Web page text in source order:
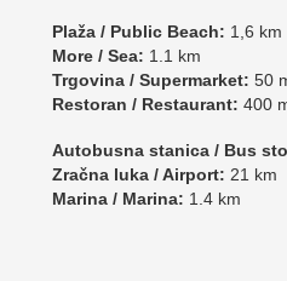
Plaža / Public Beach: 1,6 km
More / Sea: 1.1 km
Trgovina / Supermarket: 50
Restoran / Restaurant: 400
Autobusna stanica / Bus
Zračna luka / Airport: 21 km
Marina / Marina: 1.4 km